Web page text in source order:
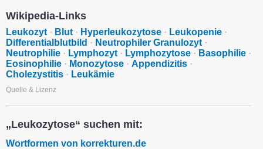
Wikipedia-Links
Leukozyt · Blut · Hyperleukozytose · Leukopenie ·
Differentialblutbild · Neutrophiler Granulozyt ·
Neutrophilie · Lymphozyt · Lymphozytose · Basophilie ·
Eosinophilie · Monozytose · Appendizitis ·
Cholezystitis · Leukämie
Quelle & Lizenz
„Leukozytose“ suchen mit:
Wortformen von korrekturen.de